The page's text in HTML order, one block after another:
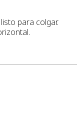
para colgar.